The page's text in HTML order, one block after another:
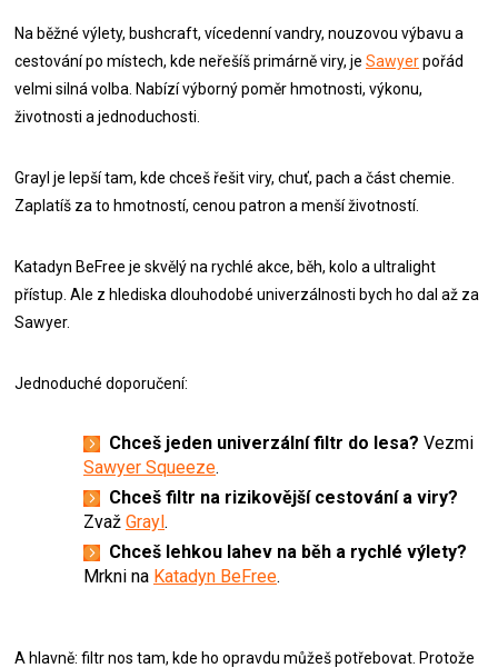
Na běžné výlety, bushcraft, vícedenní vandry, nouzovou výbavu a
cestování po místech, kde neřešíš primárně viry, je Sawyerpořád
velmi silná volba. Nabízí výborný poměr hmotnosti, výkonu,
životnosti a jednoduchosti.
Grayl je lepší tam, kde chceš řešit viry, chuť, pach a část chemie.
Zaplatíš za to hmotností, cenou patron a menší životností.
Katadyn BeFree je skvělý na rychlé akce, běh, kolo a ultralight
přístup. Ale z hlediska dlouhodobé univerzálnosti bych ho dal až za
Sawyer.
Jednoduché doporučení:
Chceš jeden univerzální filtr do lesa? Vezmi
Sawyer Squeeze.
Chceš filtr na rizikovější cestování a viry?
Zvaž Grayl.
Chceš lehkou lahev na běh a rychlé výlety?
Mrkni na Katadyn BeFree.
A hlavně: filtr nos tam, kde ho opravdu můžeš potřebovat. Protože